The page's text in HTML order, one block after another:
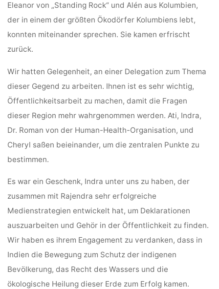
Eleanor von „Standing Rock“ und Alén aus Kolumbien,
der in einem der größten Ökodörfer Kolumbiens lebt,
konnten miteinander sprechen. Sie kamen erfrischt
zurück.
Wir hatten Gelegenheit, an einer Delegation zum Thema
dieser Gegend zu arbeiten. Ihnen ist es sehr wichtig,
Öffentlichkeitsarbeit zu machen, damit die Fragen
dieser Region mehr wahrgenommen werden. Ati, Indra,
Dr. Roman von der Human-Health-Organisation, und
Cheryl saßen beieinander, um die zentralen Punkte zu
bestimmen.
Es war ein Geschenk, Indra unter uns zu haben, der
zusammen mit Rajendra sehr erfolgreiche
Medienstrategien entwickelt hat, um Deklarationen
auszuarbeiten und Gehör in der Öffentlichkeit zu finden.
Wir haben es ihrem Engagement zu verdanken, dass in
Indien die Bewegung zum Schutz der indigenen
Bevölkerung, das Recht des Wassers und die
ökologische Heilung dieser Erde zum Erfolg kamen.